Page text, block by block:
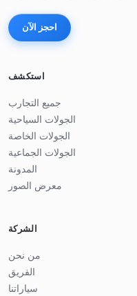
احجز الآن
استكشف
جميع التجارب
الجولات السياحية
الجولات الخاصة
الجولات الجماعية
المدونة
معرض الصور
الشركة
من نحن
الفريق
سياراتنا